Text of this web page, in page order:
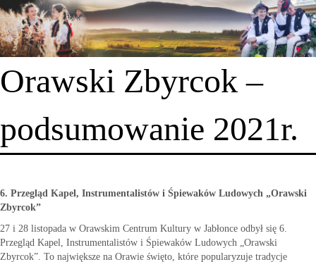
Orawski Zbyrcok –
podsumowanie 2021r.
6. Przegląd Kapel, Instrumentalistów i Śpiewaków Ludowych „Orawski
Zbyrcok”
27 i 28 listopada w Orawskim Centrum Kultury w Jabłonce odbył się 6.
Przegląd Kapel, Instrumentalistów i Śpiewaków Ludowych „Orawski
Zbyrcok”. To największe na Orawie święto, które popularyzuje tradycje